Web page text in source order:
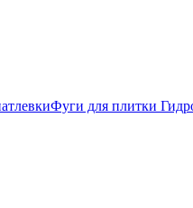
Фуги для плитки